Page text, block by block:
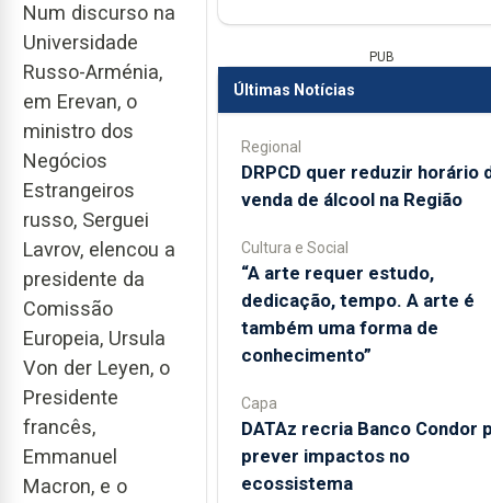
Num discurso na
Universidade
Russo-Arménia,
em Erevan, o
ministro dos
Negócios
Estrangeiros
russo, Serguei
Lavrov, elencou a
presidente da
Comissão
Europeia, Ursula
Von der Leyen, o
Presidente
francês,
Emmanuel
Macron, e o
PUB
Últimas Notícias
Regional
DRPCD quer reduzir horário
venda de álcool na Região
Cultura e Social
“A arte requer estudo,
dedicação, tempo. A arte é
também uma forma de
conhecimento”
Capa
DATAz recria Banco Condor
prever impactos no
ecossistema